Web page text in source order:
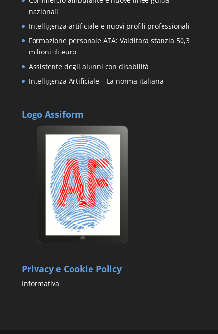
nazionali
Intelligenza artificiale e nuovi profili professionali
Formazione personale ATA: Valditara stanzia 50,3
milioni di euro
Assistente degli alunni con disabilità
Intelligenza Artificiale – La norma italiana
Logo Assiform
Privacy e Cookie Policy
Informativa